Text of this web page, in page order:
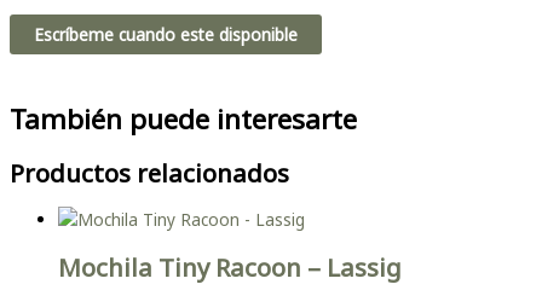
Escríbeme cuando este disponible
También puede interesarte
Productos relacionados
Mochila Tiny Racoon – Lassig